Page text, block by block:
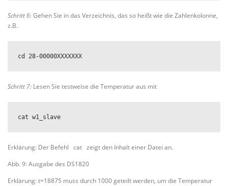
Schritt 6: Gehen Sie in das Verzeichnis, das so heißt wie die Zahlenkolonne,
z.B.
cd 28-00000XXXXXXX
Schritt 7: Lesen Sie testweise die Temperatur aus mit
cat w1_slave
Erklärung: Der Befehl cat zeigt den Inhalt einer Datei an.
Abb. 9: Ausgabe des DS1820
Erklärung: t=18875 muss durch 1000 geteilt werden, um die Temperatur